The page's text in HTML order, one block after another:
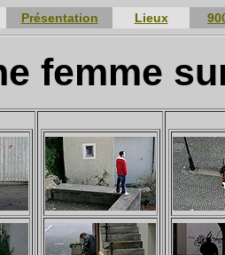
Présentation Lieux
femme